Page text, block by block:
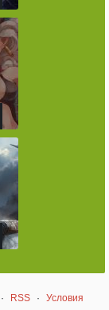
· RSS ·
Условия